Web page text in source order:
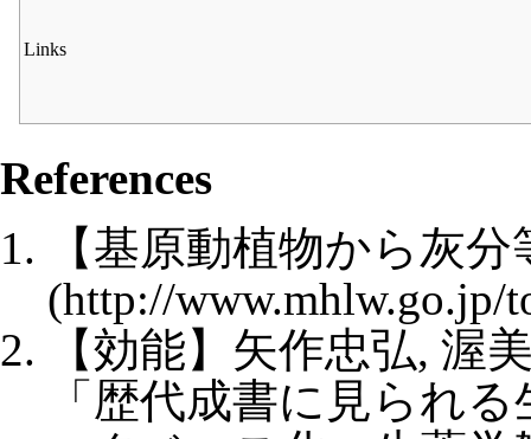
Links
References
【基原動植物から灰
【効能】矢作忠弘, 渥
「歴代成書に見られ